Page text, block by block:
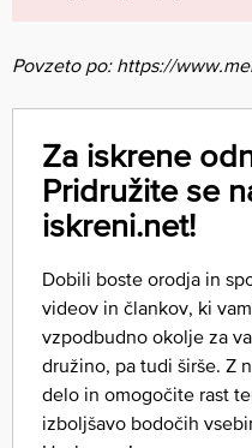
Povzeto po: https://
Za iskrene
Pridružite se
iskreni.net!
Dobili boste orodja in
videov in člankov, ki
vzpodbudno okolje za
družino, pa tudi širše. Z
delo in omogočite rast
izboljšavo bodočih